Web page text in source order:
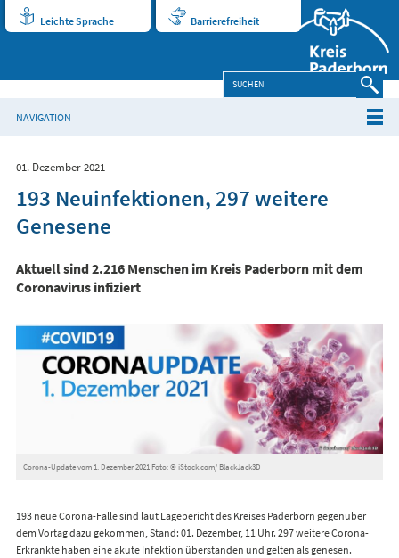
Leichte Sprache Barrierefreiheit
NAVIGATION
01. Dezember 2021
193 Neuinfektionen, 297 weitere
Genesene
Aktuell sind 2.216 Menschen im Kreis Paderborn mit dem
Coronavirus infiziert
Corona-Update vom 1. Dezember 2021 Foto: © iStock.com/ BlackJack3D
193 neue Corona-Fälle sind laut Lagebericht des Kreises Paderborn gegenüber
dem Vortag dazu gekommen, Stand: 01. Dezember, 11 Uhr. 297 weitere Corona-
Erkrankte haben eine akute Infektion überstanden und gelten als genesen.